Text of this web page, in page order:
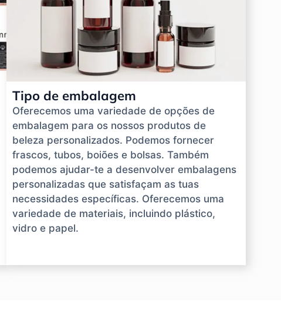
Tipo de embalagem
Oferecemos uma variedade de opções de
embalagem para os nossos produtos de
beleza personalizados. Podemos fornecer
frascos, tubos, boiões e bolsas. Também
podemos ajudar-te a desenvolver embalagens
personalizadas que satisfaçam as tuas
necessidades específicas. Oferecemos uma
variedade de materiais, incluindo plástico,
vidro e papel.